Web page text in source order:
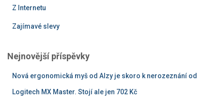
Z Internetu
Zajímavé slevy
Nejnovější příspěvky
Nová ergonomická myš od Alzy je skoro k nerozeznání od
Logitech MX Master. Stojí ale jen 702 Kč